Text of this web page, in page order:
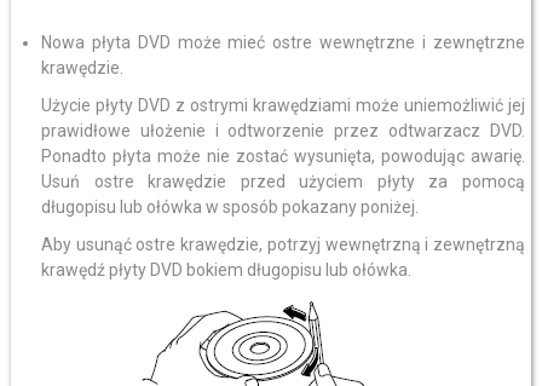
Nowa płyta DVD może mieć ostre wewnętrzne i zewnętrzne
krawędzie.
Użycie płyty DVD z ostrymi krawędziami może uniemożliwić jej
prawidłowe ułożenie i odtworzenie przez odtwarzacz DVD.
Ponadto płyta może nie zostać wysunięta, powodując awarię.
Usuń ostre krawędzie przed użyciem płyty za pomocą
długopisu lub ołówka w sposób pokazany poniżej.
Aby usunąć ostre krawędzie, potrzyj wewnętrzną i zewnętrzną
krawędź płyty DVD bokiem długopisu lub ołówka.